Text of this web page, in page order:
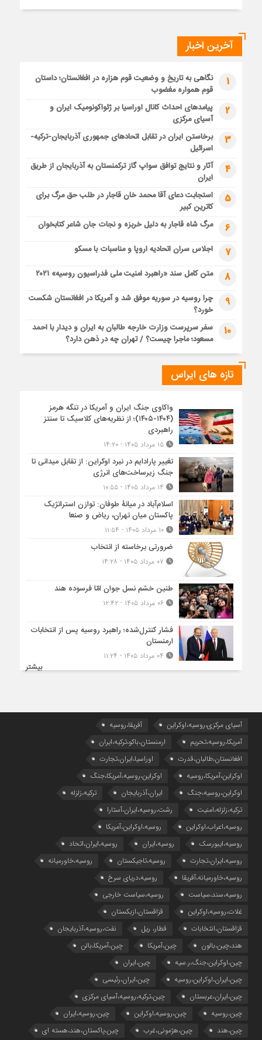
آخرین اخبار
1
نگاهی به تاریخ و وضعیت قوم هزاره در افغانستان؛ داستان
قوم همواره مغضوب
2
پیامدهای احداث کانال اوراسیا بر ژئواکونومیک ایران و
آسیای مرکزی
3
برخاستن ایران در تقابل اتحادهای جمهوری آذربایجان-ترکیه-
اسرائیل
4
آثار و نتایج توافق سواپ گاز ترکمنستان به آذربایجان از طریق
ایران
5
استجابت دعای آقا محمد خان قاجار در طلب حق مرگ برای
کاترین کبیر
6 مرگ شاه قاجار به دلیل خربزه و نجات جان شاعر کتابخوان
7 اجلاس سران اتحادیه اروپا و مناسبات با مسکو
8 متن کامل سند «راهبرد امنیت ملی فدراسیون روسیه» ۲۰۲۱
9
چرا روسیه در سوریه موفق شد و آمریکا در افغانستان شکست
خورد؟
10
سفر سرپرست وزارت خارجه طالبان به ایران و دیدار با احمد
مسعود؛ ماجرا چیست؟ / تهران چه در ذهن دارد؟
تازه های ایراس
واکاوی جنگ ایران و آمریکا در تنگه هرمز
(۱۴۰۴-۱۴۰۵)؛ از نظریه‌های کلاسیک تا سنتز
راهبردی
۱۵ مرداد ۱۴۰۵ - ۱۴:۲۰
تغییر پارادایم در نبرد اوکراین: از تقابل میدانی تا
جنگ زیرساخت‌های انرژی
اسلام‌آباد در میانۀ طوفان: توازن استراتژیک
پاکستان میان تهران، ریاض و صنعا
۱۰ مرداد ۱۴۰۵ - ۱۱:۵۴
ضرورتی برخاسته از انتخاب
طنین خشم نسل جوان امّا فرسوده هند
۰۶ مرداد ۱۴۰۵ - ۱۲:۴۲
فشار کنترل‌شده؛ راهبرد روسیه پس از انتخابات
ارمنستان
بیشتر
آسیای مرکزی،روسیه،اوکراین
آفریقا،روسیه
آمریکا،روسیه،تحریم
ارمنستان،باکو،ترکیه،ایران
افغانستان،طالبان،قدرت
اوراسیا،ایران،تجارت
اوکراین،آمریکا،روسیه
اوکراین،روسیه،آمریکا،جنگ
اوکراین،روسیه،جنگ
ایران،آذربایجان
ترکیه،زلزله
ترکیه،زلزله،امنیت
رشت،روسیه،ایران،آستارا
روسیه،اعراب،اوکراین
روسیه،اوکراین،آمریکا
روسیه،ایبورسک
روسیه،ایران
روسیه،ایران،اتحاد
روسیه،ایران،تجارت
روسیه،تاجیکستان
روسیه،خاورمیانه
روسیه،خاورمیانه،آفریقا
روسیه،دریای سرخ
روسیه،سند،سیاست
روسیه،سیاست خارجی
غلات،روسیه،اوکراین
قزاقستان،ازبکستان
قزاقستان،انتخابات
قطار، ریل
نفت،روسیه،آذربایجان
هند،چین،بالون
چین،آمریکا
چین،آمریکا،بالن
چین،اوکراین،جنگ،ر.سیه
چین،ایران
چین،ایران،اوکراین،روسیه
چین،ایران،رئیسی
چین،ایران،عربستان
چین،ترکیه،روسیه،آسیای مرکزی
چین،روسیه
چین،روسیه،اوکراین
چین،روسیه،ایران
چین،هند
چین،هژمونی،غرب چین،پاکستان،هند،هسته ای